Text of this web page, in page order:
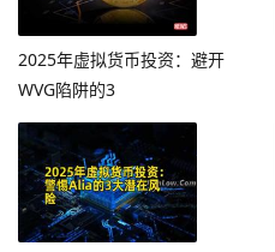
2025年虚拟货币投资：避开
WVG陷阱的3